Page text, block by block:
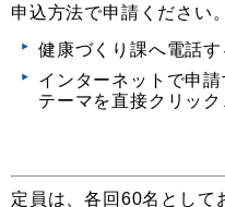
申込方法で申請ください。
健康づくり課へ電
インターネットで申
テーマを直接クリッ
定員は、各回60名として